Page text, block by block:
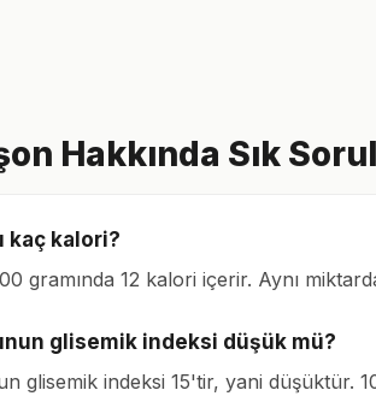
Hakkında Sık
kaç kalori?
gramında 12 kalori içerir. Aynı
glisemik indeksi düşük mü?
glisemik indeksi 15'tir, yani düşüktür.